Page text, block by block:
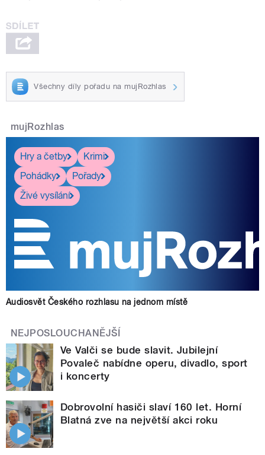
Všechny díly pořadu na mujRozhlas
mujRozhlas
Hry a četby
Krimi
Pohádky
Pořady
Živé vysílání
Audiosvět Českého rozhlasu na jednom místě
NEJPOSLOUCHANĚJŠÍ
Ve Valči se bude slavit. Jubilejní
Povaleč nabídne operu, divadlo, sport
i koncerty
Dobrovolní hasiči slaví 160 let. Horní
Blatná zve na největší akci roku